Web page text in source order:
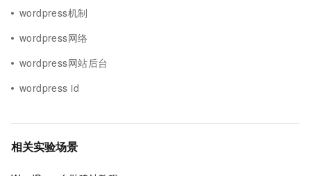
wordpress机制
wordpress网络
wordpress网站后台
wordpress id
相关实验场景